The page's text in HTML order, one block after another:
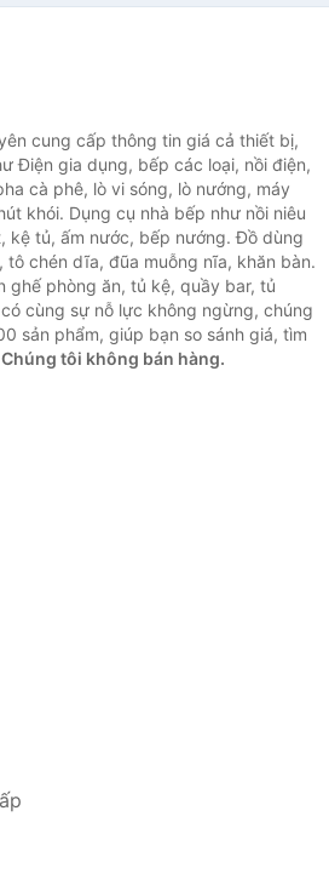
cung cấp thông tin giá cả thiết bị,
Điện gia dụng, bếp các loại, nồi điện,
cà phê, lò vi sóng, lò nướng, máy
khói. Dụng cụ nhà bếp như nồi niêu
kệ tủ, ấm nước, bếp nướng. Đồ dùng
tô chén dĩa, đũa muỗng nĩa, khăn bàn.
ghế phòng ăn, tủ kệ, quầy bar, tủ
cùng sự nỗ lực không ngừng, chúng
sản phẩm, giúp bạn so sánh giá, tìm
Chúng tôi không bán hàng.